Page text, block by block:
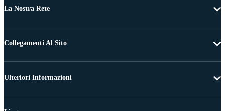
La Nostra Rete
Collegamenti Al Sito
Ulteriori Informazioni